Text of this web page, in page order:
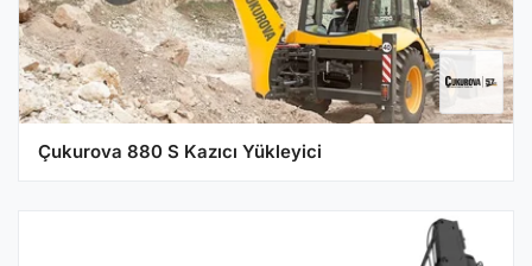
Çukurova 880 S Kazıcı Yükleyici